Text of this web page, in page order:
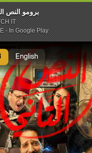
برومو النص
IT
- In Google Play
English